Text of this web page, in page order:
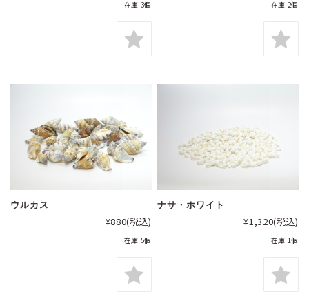
在庫 3個 在庫 2個
ウルカス
¥880(税込)
在庫 5個
ナサ・ホワイト
¥1,320(税込)
在庫 1個